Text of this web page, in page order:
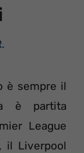
è sempre il
è partita
League
il Liverpool